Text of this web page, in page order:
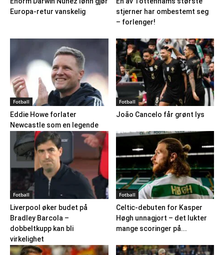
Europa-retur vanskelig
stjerner har ombestemt seg
– forlenger!
Fotball
Eddie Howe forlater
Newcastle som en legende
Fotball
João Cancelo får grønt lys
Fotball
Liverpool øker budet på
Bradley Barcola –
dobbeltkupp kan bli
virkelighet
Fotball
Celtic-debuten for Kasper
Høgh unnagjort – det lukter
mange scoringer på...